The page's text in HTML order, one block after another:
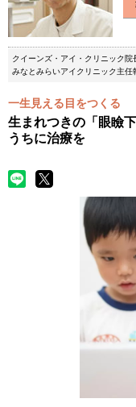
クイーンズ・アイ・クリニック院
みなとみらいアイクリニック主任
一生見える目をつくる
生まれつきの「眼瞼
うちに治療を